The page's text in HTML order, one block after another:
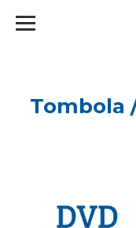
Tombola